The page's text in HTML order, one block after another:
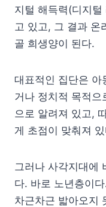
지털 해득력(디지
고 있고, 그 결과 온
골 희생양이 된다.
대표적인 집단은 아
거나 정치적 목적으
으로 알려져 있고,
게 초점이 맞춰져
그러나 사각지대에
다. 바로 노년층이
차근차근 밟아오지